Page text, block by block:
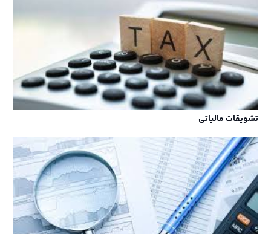
تشویقات مالیاتی